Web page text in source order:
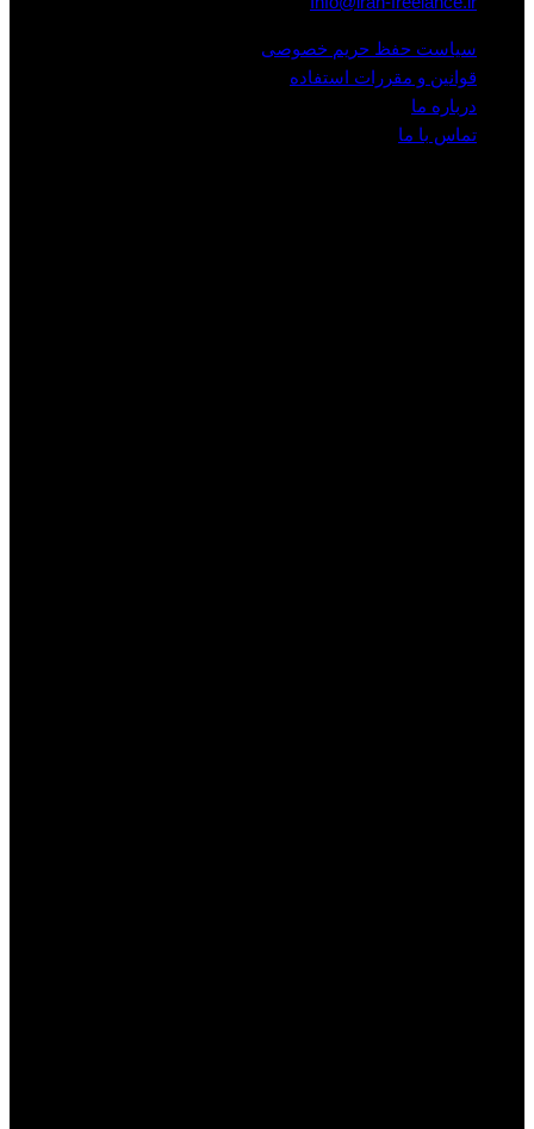
سیاست حفظ حریم خصوصی
قوانین و مقررات استفاده
درباره ما
تماس با ما